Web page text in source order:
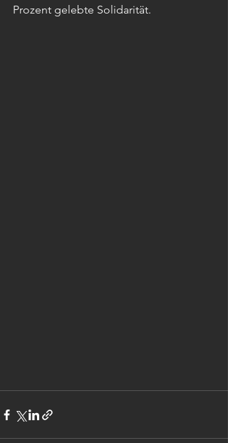
Prozent gelebte Solidarität.